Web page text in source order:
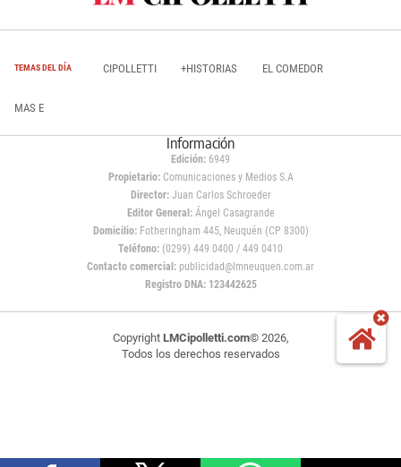
TEMAS DEL DÍA CIPOLLETTI +HISTORIAS EL COMEDOR
MAS E
Información
Edición: 6949
Propietario:Comunicaciones y Medios S.A
Director: Juan Carlos Schroeder
Editor General:Ángel Casagrande
Domicilio:Fotheringham 445, Neuquén (CP 8300)
Teléfono: (0299) 449 0400 / 449 0410
Contacto comercial: publicidad@lmneuquen.com.ar
Registro DNA: 123442625
Copyright LMCipolletti.com© 2026,
Todos los derechos reservados